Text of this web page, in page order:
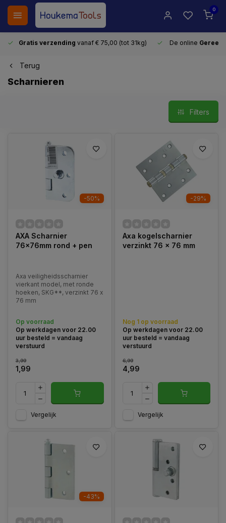
0
Gratis verzending vanaf € 75,00 (tot 31kg) De online
Terug
Scharnieren
Filters
-50%
AXA Scharnier
76x76mm rond + pen
Axa veiligheidsscharnier
vierkant model, met ronde
hoeken, SKG**, verzinkt 76 x
76 mm
Op voorraad
Op werkdagen voor 22.00
uur besteld = vandaag
verstuurd
3,99
1,99
Vergelijk
-29%
Axa kogelscharnier
verzinkt 76 x 76 mm
Nog 1 op voorraad
Op werkdagen voor 22.00
uur besteld = vandaag
verstuurd
6,99
4,99
Vergelijk
-43%